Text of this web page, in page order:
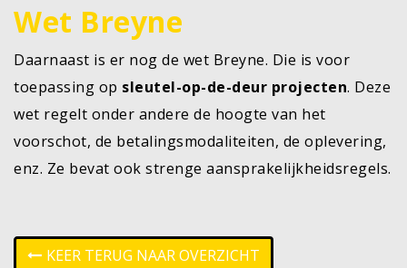
Wet Breyne
Daarnaast is er nog de wet Breyne. Die is voor
toepassing op sleutel-op-de-deur projecten. Deze
wet regelt onder andere de hoogte van het
voorschot, de betalingsmodaliteiten, de oplevering,
enz. Ze bevat ook strenge aansprakelijkheidsregels.
KEER TERUG NAAR OVERZICHT